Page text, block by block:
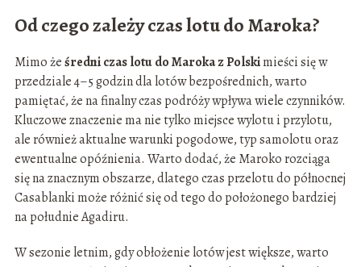
Od czego zależy czas lotu do Maroka?
Mimo żeśredni czas lotu do Maroka z Polskimieści się w
przedziale 4–5 godzin dla lotów bezpośrednich, warto
pamiętać, że na finalny czas podróży wpływa wiele czynników.
Kluczowe znaczenie ma nie tylko miejsce wylotu i przylotu,
ale również aktualne warunki pogodowe, typ samolotu oraz
ewentualne opóźnienia. Warto dodać, że Maroko rozciąga
się na znacznym obszarze, dlatego czas przelotu do północnej
Casablanki może różnić się od tego do położonego bardziej
na południe Agadiru.
W sezonie letnim, gdy obłożenie lotów jest większe, warto